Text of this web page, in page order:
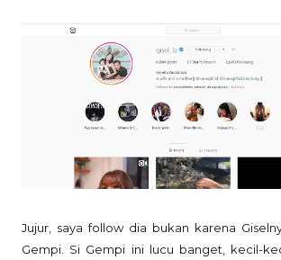
Jujur, saya follow dia bukan karena
Gempi. Si Gempi ini lucu banget, kecil-